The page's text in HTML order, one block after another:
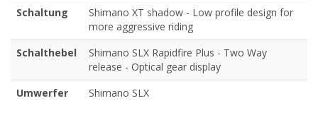
Schaltung
Shimano XT shadow - Low profile design for
more aggressive riding
Schalthebel
Shimano SLX Rapidfire Plus - Two Way
release - Optical gear display
Umwerfer
Shimano SLX